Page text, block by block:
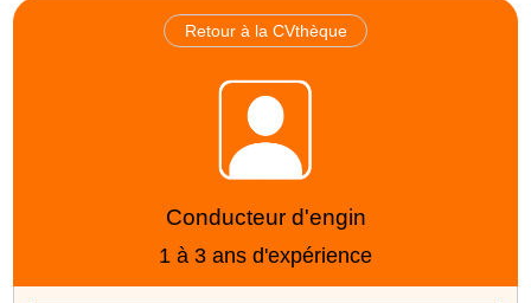
Retour à la CVthèque
Conducteur d'engin
1 à 3 ans d'expérience